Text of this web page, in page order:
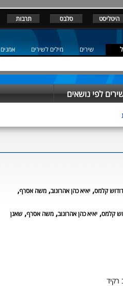
היטליסט סלבס תרבות
שירים מילים לשירים אמנים
לפי נושאים
דודוש קלמס, יאיא כהן אהרונוב, משה אסרף,
קלמס, יאיא כהן אהרונוב, משה אסרף, שאנן
רקיד